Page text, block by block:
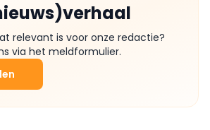
relevant is voor onze redactie?
via het meldformulier.